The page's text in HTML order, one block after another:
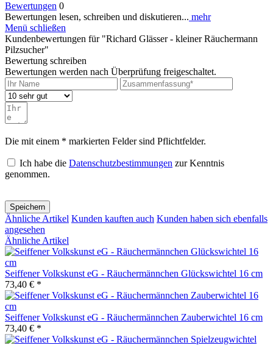
Bewertungen 0
Bewertungen lesen, schreiben und diskutieren... mehr
Menü schließen
Kundenbewertungen für "Richard Glässer - kleiner Räuchermann
Pilzsucher"
Bewertung schreiben
Bewertungen werden nach Überprüfung freigeschaltet.
Die mit einem * markierten Felder sind Pflichtfelder.
Ich habe die Datenschutzbestimmungen zur Kenntnis
genommen.
Speichern
Ähnliche Artikel Kunden kauften auch Kunden haben sich ebenfalls
angesehen
Ähnliche Artikel
Seiffener Volkskunst eG - Räuchermännchen Glückswichtel 16 cm
73,40 € *
Seiffener Volkskunst eG - Räuchermännchen Zauberwichtel 16 cm
73,40 € *